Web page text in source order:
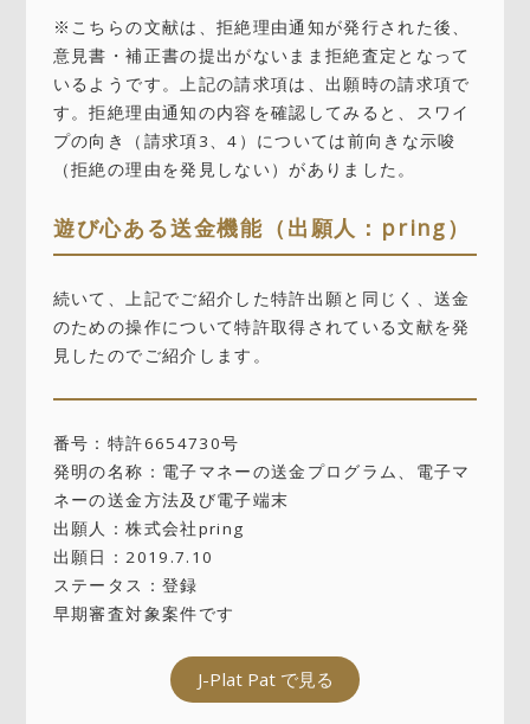
※こちらの文献は、拒絶理由通知が発行された後、
意見書・補正書の提出がないまま拒絶査定となって
いるようです。上記の請求項は、出願時の請求項で
す。拒絶理由通知の内容を確認してみると、スワイ
プの向き（請求項3、4）については前向きな示唆
（拒絶の理由を発見しない）がありました。
遊び心ある送金機能（出願人：pring）
続いて、上記でご紹介した特許出願と同じく、送金
のための操作について特許取得されている文献を発
見したのでご紹介します。
番号：特許6654730号
発明の名称：電子マネーの送金プログラム、電子マ
ネーの送金方法及び電子端末
出願人：株式会社pring
出願日：2019.7.10
ステータス：登録
早期審査対象案件です
J-Plat Pat で見る